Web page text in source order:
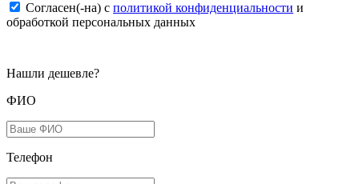
Согласен(-на) c политикой конфиденциальности и
обработкой персональных данных
Нашли дешевле?
ФИО
Телефон